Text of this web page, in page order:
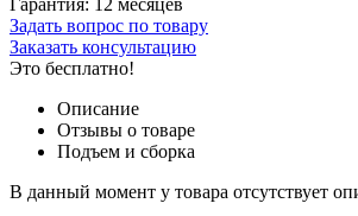
Задать вопрос по товару
Заказать консультацию
Это бесплатно!
Описание
Отзывы о товаре
Подъем и сборка
В данный момент у товара отсутствует